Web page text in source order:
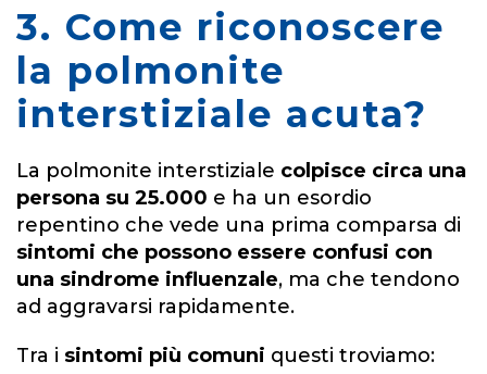
3. Come riconoscere
la polmonite
interstiziale acuta?
La polmonite interstiziale colpisce circa una
persona su 25.000 e ha un esordio
repentino che vede una prima comparsa di
sintomi che possono essere confusi con
una sindrome influenzale, ma che tendono
ad aggravarsi rapidamente.
Tra i sintomi più comuni questi troviamo: